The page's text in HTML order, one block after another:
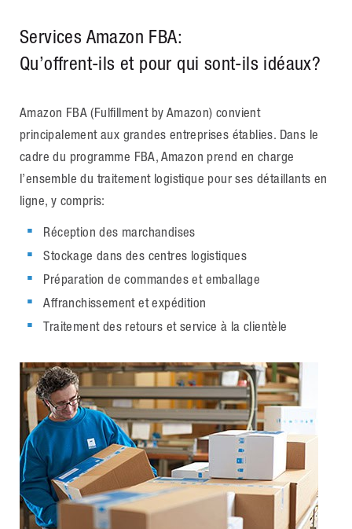
Services Amazon FBA:
Qu’offrent-ils et pour qui sont-ils idéaux?
Amazon FBA (Fulfillment by Amazon) convient
principalement aux grandes entreprises établies. Dans le
cadre du programme FBA, Amazon prend en charge
l’ensemble du traitement logistique pour ses détaillants en
ligne, y compris:
Réception des marchandises
Stockage dans des centres logistiques
Préparation de commandes et emballage
Affranchissement et expédition
Traitement des retours et service à la clientèle